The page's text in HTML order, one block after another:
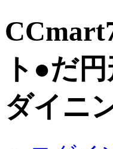
ト ●だ
ダイニ